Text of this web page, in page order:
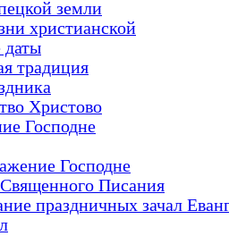
земли
христианской
традиция
Христово
Господне
Господне
Писания
праздничных зачал